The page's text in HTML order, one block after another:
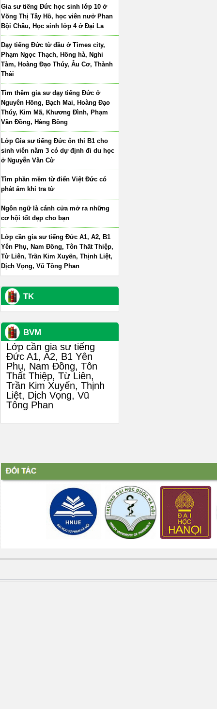
Gia sư tiếng Đức học sinh lớp 10 ở
Võng Thị Tây Hồ, học viên nưở Phan
Bội Châu, Học sinh lớp 4 ở Đại La
Dạy tiếng Đức từ đầu ở Times city,
Phạm Ngọc Thạch, Hồng hà, Nghi
Tàm, Hoàng Đạo Thúy, Âu Cơ, Thành
Thái
Tìm thêm gia sư dạy tiếng Đức ở
Nguyên Hồng, Bạch Mai, Hoàng Đạo
Thúy, Kim Mã, Khương Đình, Phạm
Văn Đồng, Hàng Bông
Lớp Gia sư tiếng Đức ôn thi B1 cho
sinh viên năm 3 có dự định đi du học
ở Nguyễn Văn Cừ
Tìm phần mềm từ điển Việt Đức có
phát âm khi tra từ
Ngôn ngữ là cánh cửa mở ra những
cơ hội tốt đẹp cho bạn
Lớp cần gia sư tiếng Đức A1, A2, B1
Yên Phụ, Nam Đồng, Tôn Thất Thiệp,
Từ Liên, Trần Kim Xuyến, Thịnh Liệt,
Dịch Vọng, Vũ Tông Phan
TK
BVM
Lớp cần gia sư tiếng
Đức A1, A2, B1 Yên
Phụ, Nam Đồng, Tôn
Thất Thiệp, Từ Liên,
Trần Kim Xuyến, Thịnh
Liệt, Dịch Vọng, Vũ
Tông Phan